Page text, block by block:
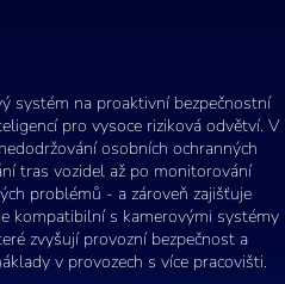
systém na proaktivní bezpečnostní
pro vysoce riziková odvětví. V
osobních ochranných
tras vozidel až po monitorování
problémů - a zároveň zajišťuje
kompatibilní s kamerovými systémy
zvyšují provozní bezpečnost a
v provozech s více pracovišti.